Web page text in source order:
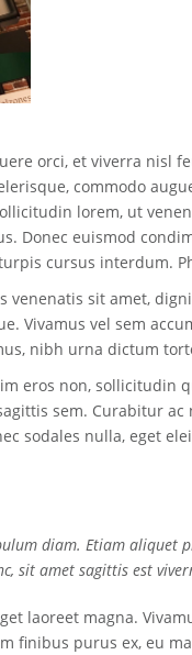
orci, et viverra nisl
commodo
lorem, ut
Donec euismod
cursus interdum.
venenatis sit amet,
Vivamus vel sem
nibh urna dictum
eros non, sollicitudin
sem. Curabitur
sodales nulla, eget
diam. Etiam aliquet
sit amet sagittis est
laoreet magna.
finibus purus ex, eu